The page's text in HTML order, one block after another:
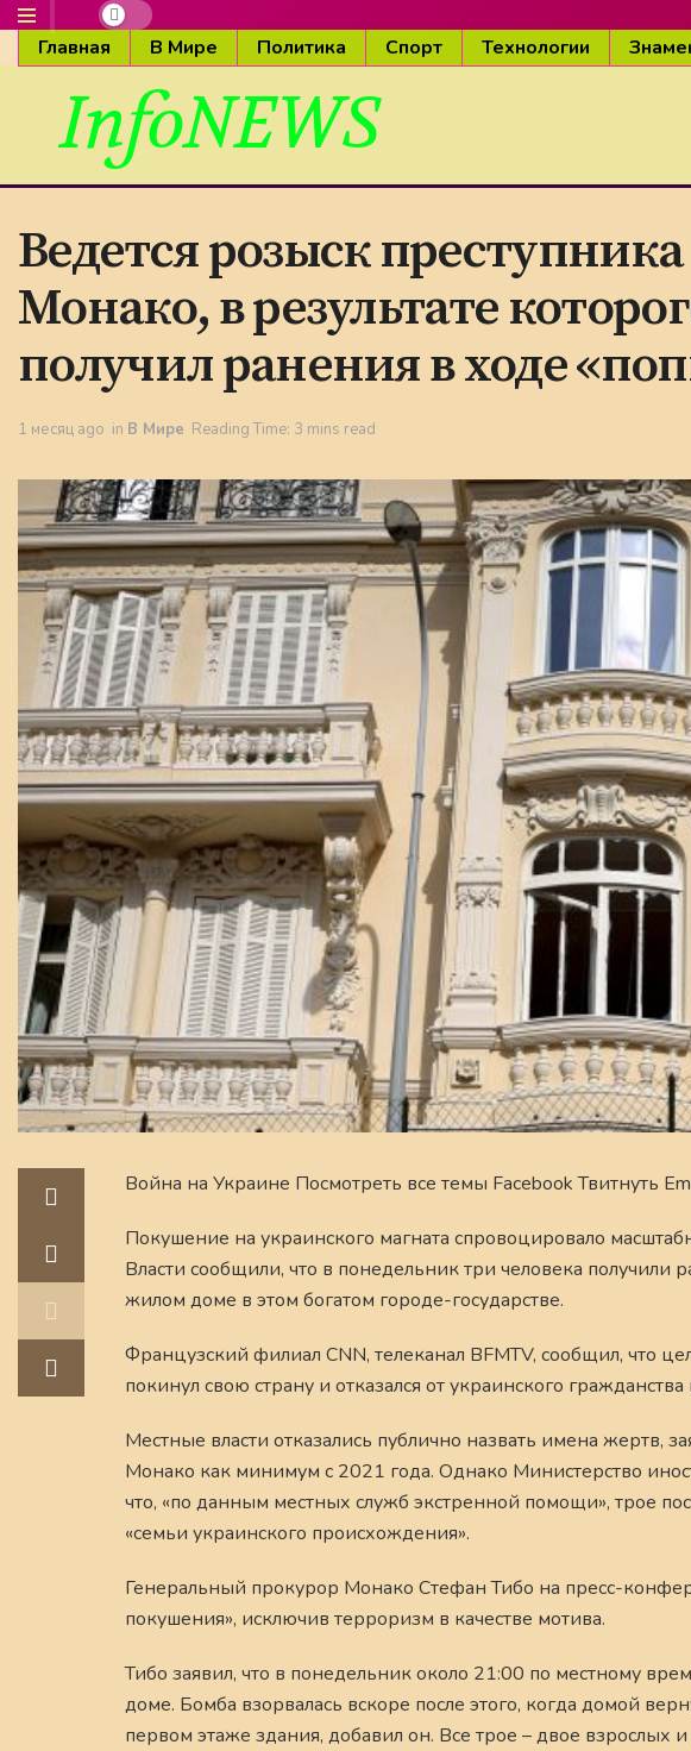
Главная В Мире Политика Спорт Технологии
InfoNEWS
Ведется розыск преступника
Монако, в результате
получил ранения в ходе
1 месяц ago in В Мире Reading Time: 3 mins read
Война на Украине Посмотреть все темы Facebook Твитнуть
Покушение на украинского магната спровоцировало
Власти сообщили, что в понедельник три человека получили
жилом доме в этом богатом городе-государстве.
Французский филиал CNN, телеканал BFMTV, сообщил, что
покинул свою страну и отказался от украинского
Местные власти отказались публично назвать имена жертв,
Монако как минимум с 2021 года. Однако Министерство
что, «по данным местных служб экстренной помощи», трое
«семьи украинского происхождения».
Генеральный прокурор Монако Стефан Тибо на пресс-
покушения», исключив терроризм в качестве мотива.
Тибо заявил, что в понедельник около 21:00 по местному
доме. Бомба взорвалась вскоре после этого, когда домой
первом этаже здания, добавил он. Все трое – двое взрослых